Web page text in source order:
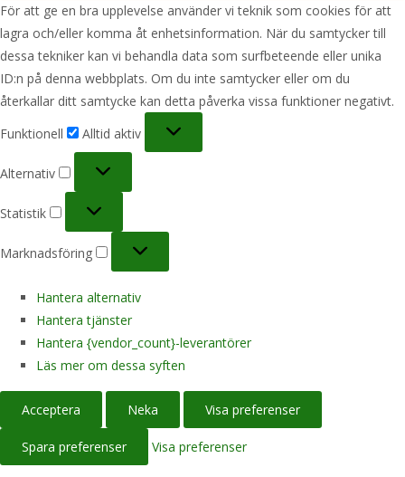
För att ge en bra upplevelse använder vi teknik som cookies för att
lagra och/eller komma åt enhetsinformation. När du samtycker till
dessa tekniker kan vi behandla data som surfbeteende eller unika
ID:n på denna webbplats. Om du inte samtycker eller om du
återkallar ditt samtycke kan detta påverka vissa funktioner negativt.
Funktionell
Alltid aktiv
Alternativ
Statistik
Marknadsföring
Hantera alternativ
Hantera tjänster
Hantera {vendor_count}-leverantörer
Läs mer om dessa syften
Acceptera Neka Visa preferenser
Spara preferenser Visa preferenser